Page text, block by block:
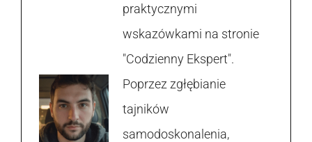
praktycznymi
wskazówkami na stronie
"Codzienny Ekspert".
Poprzez zgłębianie
tajników
samodoskonalenia,